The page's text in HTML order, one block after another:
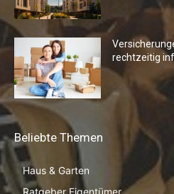
rechtzeitig
Beliebte Themen
Haus & Garten
Ratgeber Eigentümer